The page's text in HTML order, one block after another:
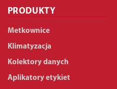
PRODUKTY
Metkownice
Klimatyzacja
Kolektory danych
Aplikatory etykiet